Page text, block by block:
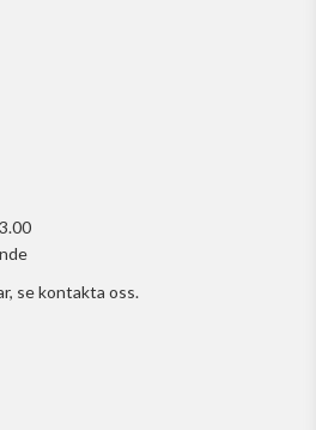
sekontakta oss.